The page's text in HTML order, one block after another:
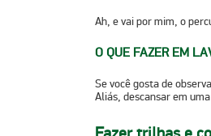
Ah, e vai por mim, o
O QUE FAZER EM
Se você gosta de
Aliás, descansar em